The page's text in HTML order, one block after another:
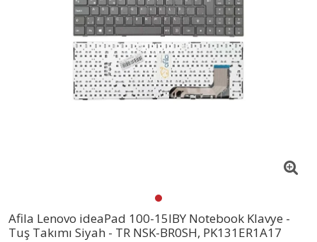
Afila Lenovo ideaPad 100-15IBY Notebook Klavye -
Tuş Takımı Siyah - TR NSK-BR0SH, PK131ER1A17